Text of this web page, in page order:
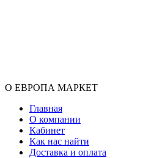
О ЕВРОПА МАРКЕТ
Главная
О компании
Кабинет
Как нас найти
Доставка и оплата